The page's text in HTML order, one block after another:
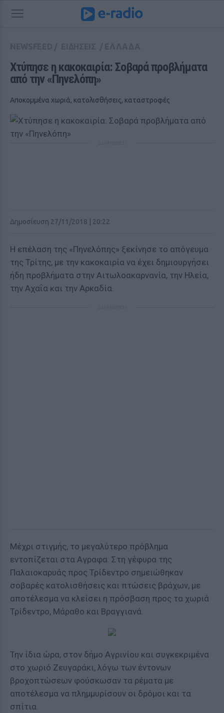
Χτύπησε η κακοκαιρία: Σοβαρά προβλήματα
από την «Πηνελόπη»
Αποκομμένα χωριά, κατολισθήσεις, καταστροφές
Δημοσίευση 27/11/2018 | 20:22
Η επέλαση της «Πηνελόπης» ξεκίνησε το απόγευμα
της Τρίτης, με την κακοκαιρία να έχει δημιουργήσει
ήδη προβλήματα στην Αιτωλοακαρνανία, την Ηλεία,
την Αχαΐα και την Αρκαδία.
Μέχρι στιγμής, το μεγαλύτερο πρόβλημα
εντοπίζεται στα Αγραφα. Στη γέφυρα της
Παλαιοκαρυάς προς Τρίδεντρο σημειώθηκαν
σοβαρές κατολισθήσεις και πτώσεις βράχων, με
αποτέλεσμα να κλείσει η πρόσβαση προς τα χωριά
Τρίδεντρο, Μάραθο και Βραγγιανά.
Την ίδια ώρα, στον δήμο Αγρινίου και συγκεκριμένα
στο χωριό Ζευγαράκι, λόγω των έντονων
βροχοπτώσεων φούσκωσαν τα ρέματα με
αποτέλεσμα να πλημμυρίσουν οι δρόμοι και τα
σπίτια.